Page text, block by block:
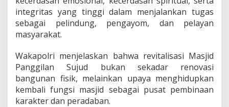
i
P
e
e
u
k
a
integritas yang tinggi dalam menjalankan tugas
sebagai pelindung, pengayom, dan pelayan
masyarakat.
Wakapolri menjelaskan bahwa revitalisasi Masjid
Panggilan Sujud bukan sekadar renovasi
bangunan fisik, melainkan upaya menghidupkan
kembali fungsi masjid sebagai pusat pembinaan
karakter dan peradaban.